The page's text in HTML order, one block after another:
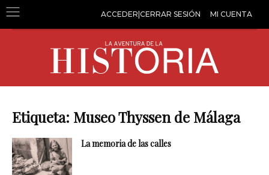
ACCEDER|CERRAR SESIÓN MI CUENTA
Etiqueta: Museo Thyssen de Málaga
La memoria de las calles